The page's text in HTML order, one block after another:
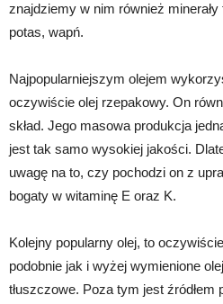
znajdziemy w nim również
potas, wapń.
Najpopularniejszym olejem
oczywiście olej rzepakowy. On
skład. Jego masowa produkcja
jest tak samo wysokiej jakości.
uwagę na to, czy pochodzi on z
bogaty w witaminę E oraz K.
Kolejny popularny olej, to
podobnie jak i wyżej wymienione
tłuszczowe. Poza tym jest źródłem